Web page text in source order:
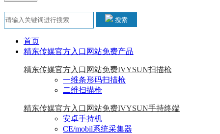
搜索
首页
精东传媒官方入口网站免费产品
精东传媒官方入口网站免费IVYSUN扫描枪
一维条形码扫描枪
二维扫描枪
精东传媒官方入口网站免费IVYSUN手持终端
安卓手持机
CE/mobil系统采集器